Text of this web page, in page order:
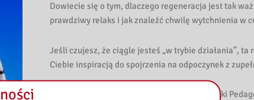
Dowiecie się o tym, dlaczego regeneracja jest tak
prawdziwy relaks i jak znaleźć chwilę wytchnienia w
Jeśli czujesz, że ciągle jesteś „w trybie działania”, ta
Ciebie inspiracją do spojrzenia na odpoczynek z
Zapraszamy również do odwiedzenia Biblioteki